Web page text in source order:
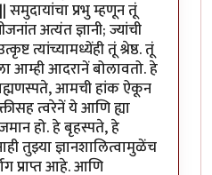
समुदायांचा प्रभु म्हणून तूं
अत्यंत ज्ञानी; ज्यांची
त्यांच्यामध्येंही तूं श्रेष्ठ. तूं
आम्ही आदरानें बोलावतो. हे
आमची हांक ऐकून
त्वरेनें ये आणि ह्या
हो. हे बृहस्पते, हे
तुझ्या ज्ञानशालित्वामुळेंच
प्राप्त आहे. आणि